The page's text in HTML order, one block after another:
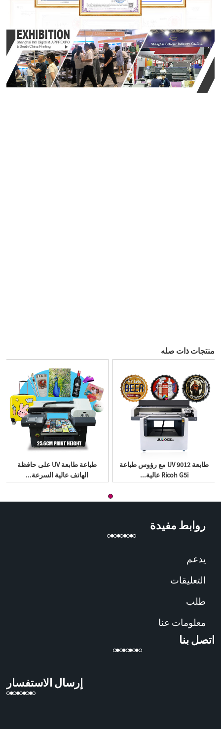
منتجات ذات صله
طباعة طابعة UV على حافظة
الهاتف عالية السرعة...
طابعة UV 9012 مع رؤوس طباعة
Ricoh G5i عالية...
روابط مفيدة
يدعم
التعليقات
طلب
معلومات عنا
اتصل بنا
إرسال الاستفسار